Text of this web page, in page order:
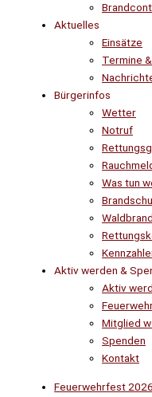
Aktuelles
Einsätze
Termine
Bürgerinfos
Wetter
Notruf
Was tun
Waldbrand
Aktiv werden &
Aktiv
Mitglied
Spenden
Kontakt
Feuerwehrfest 2026